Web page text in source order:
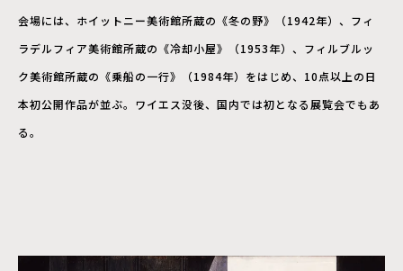
会場には、ホイットニー美術館所蔵の《冬の野》（1942年）、フィ
ラデルフィア美術館所蔵の《冷却小屋》（1953年）、フィルブルッ
ク美術館所蔵の《乗船の一行》（1984年）をはじめ、10点以上の日
本初公開作品が並ぶ。ワイエス没後、国内では初となる展覧会でもあ
る。